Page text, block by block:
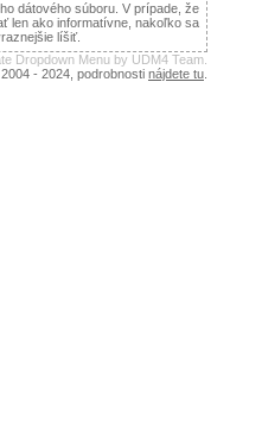
dátového súboru. V prípade, že
len ako informatívne, nakoľko sa
líšiť.
Dropdown Menu by UDM4 Team.
- 2024, podrobnosti nájdete tu